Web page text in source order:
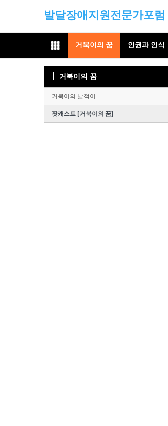
발달장애지원전문가포럼
거북이의 꿈 인권과 인식
거북이의 꿈
거북이의 날적이
팟캐스트 [거북이의 꿈]